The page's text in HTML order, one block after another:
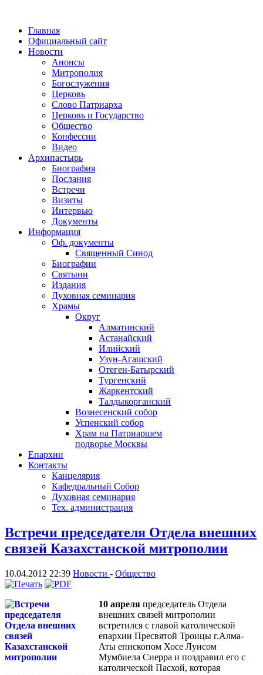
Главная
Официальный сайт
Новости
Анонсы
Митрополия
Богослужения
Церковь
Слово Патриарха
Церковь и Государство
Общество
Конфессии
Видео
Архипастырь
Биография
Послания
Встречи
Визиты
Интервью
Документы
Информация
Оф. документы
Священный Синод
Биографии
Святыни
Издания
Духовная семинария
Храмы
Округ
Алматинский
Астанайский
Илийский
Узун-Агашский
Отеген-Батырский
Тургенский
Жаркентский
Талдыкорганский
Вознесенский собор
Успенский собор
Храм на Патриаршем
подворье Москвы
Епархии
Контакты
Канцелярия
Кафедральный Собор
Духовная семинария
Тех. администрация
Встречи председателя Отдела внешних
связей Казахстанской митрополии
10.04.2012 22:39 Новости - Общество
10 апреля председатель Отдела
внешних связей митрополии
встретился с главой католической
епархии Пресвятой Троицы г.Алма-
Аты епископом Хосе Луисом
Мумбиела Сиерра и поздравил его с
католической Пасхой, которая